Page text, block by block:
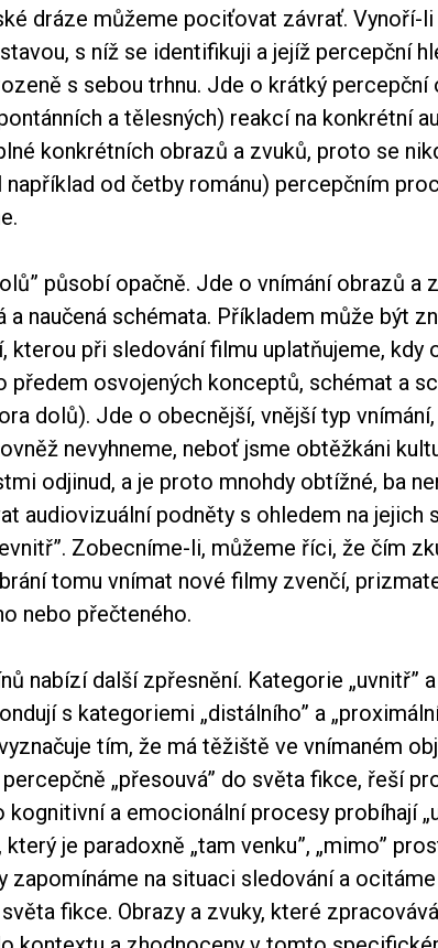
dráze můžeme pociťovat závrať. Vynoří-li
s níž se identifikuji a jejíž percepční
s sebou trhnu. Jde o krátký percepční
a tělesných) reakcí na konkrétní
konkrétních obrazů a zvuků, proto se
od četby románu) percepčním
působí opačně. Jde o vnímání obrazů a
a naučená schémata. Příkladem může být
kterou při sledování filmu uplatňujeme, kdy
předem osvojených konceptů, schémat a
dolů). Jde o obecnější, vnější typ
nevyhneme, neboť jsme obtěžkáni
odjinud, a je proto mnohdy obtížné, ba
audiovizuální podněty s ohledem na jejich
Zobecníme-li, můžeme říci, že čím
tomu vnímat nové filmy zvenčí,
nebo přečteného.
nabízí další zpřesnění. Kategorie „uvnitř” a
s kategoriemi „distálního” a
tím, že má těžiště ve vnímaném
„přesouvá” do světa fikce, řeší
kognitivní a emocionální procesy probíhají
je paradoxně „tam venku”, „mimo”
zapomínáme na situaci sledování a
fikce. Obrazy a zvuky, které